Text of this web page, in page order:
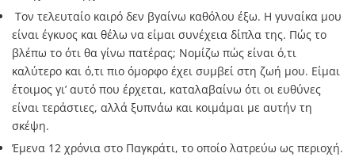
Τον τελευταίο καιρό δεν βγαίνω καθόλου έξω. Η γυναίκα μου
είναι έγκυος και θέλω να είμαι συνέχεια δίπλα της. Πώς το
βλέπω το ότι θα γίνω πατέρας; Νομίζω πώς είναι ό,τι
καλύτερο και ό,τι πιο όμορφο έχει συμβεί στη ζωή μου. Είμαι
έτοιμος γι’ αυτό που έρχεται, καταλαβαίνω ότι οι ευθύνες
είναι τεράστιες, αλλά ξυπνάω και κοιμάμαι με αυτήν τη
σκέψη.
Έμενα 12 χρόνια στο Παγκράτι, το οποίο λατρεύω ως περιοχή.